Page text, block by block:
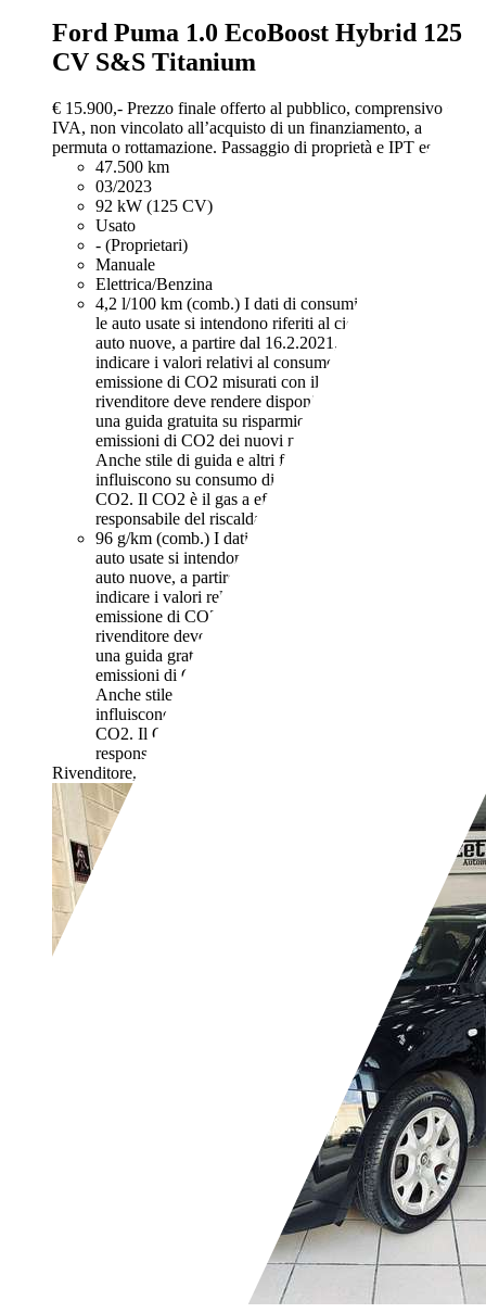
Ford Puma 1.0 EcoBoost Hybrid 125
CV S&S Titanium
€ 15.900,- Prezzo finale offerto al pubblico, comprensivo di
IVA, non vincolato all’acquisto di un finanziamento, a
permuta o rottamazione. Passaggio di proprietà e IPT esclusi.
47.500 km
03/2023
92 kW (125 CV)
Usato
- (Proprietari)
Manuale
Elettrica/Benzina
4,2 l/100 km (comb.) I dati di consumi ed emissioni per
le auto usate si intendono riferiti al ciclo NEDC. Per le
auto nuove, a partire dal 16.2.2021, iI rivenditore deve
indicare i valori relativi al consumo di carburante ed
emissione di CO2 misurati con il ciclo WLTP. Il
rivenditore deve rendere disponibile nel punto vendita
una guida gratuita su risparmio di carburante e
emissioni di CO2 dei nuovi modelli di autovetture.
Anche stile di guida e altri fattori non tecnici
influiscono su consumo di carburante e emissioni di
CO2. Il CO2 è il gas a effetto serra principalmente
responsabile del riscaldamento terrestre.
96 g/km (comb.) I dati di consumi ed emissioni per le
auto usate si intendono riferiti al ciclo NEDC. Per le
auto nuove, a partire dal 16.2.2021, iI rivenditore deve
indicare i valori relativi al consumo di carburante ed
emissione di CO2 misurati con il ciclo WLTP. Il
rivenditore deve rendere disponibile nel punto vendita
una guida gratuita su risparmio di carburante e
emissioni di CO2 dei nuovi modelli di autovetture.
Anche stile di guida e altri fattori non tecnici
influiscono su consumo di carburante e emissioni di
CO2. Il CO2 è il gas a effetto serra principalmente
responsabile del riscaldamento terrestre.
Rivenditore,